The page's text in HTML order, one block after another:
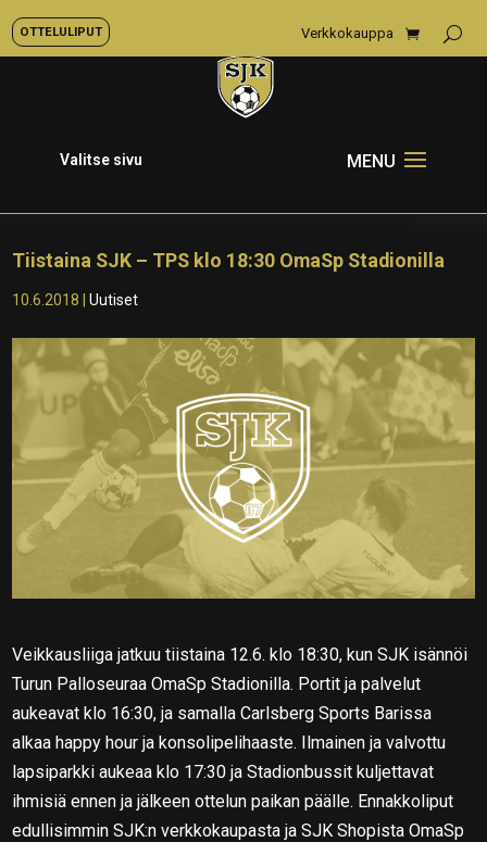
OTTELULIPUT Verkkokauppa
Valitse sivu
Tiistaina SJK – TPS klo 18:30 OmaSp Stadionilla
10.6.2018 |Uutiset
Veikkausliiga jatkuu tiistaina 12.6. klo 18:30, kun SJK isännöi
Turun Palloseuraa OmaSp Stadionilla. Portit ja palvelut
aukeavat klo 16:30, ja samalla Carlsberg Sports Barissa
alkaa happy hour ja konsolipelihaaste. Ilmainen ja valvottu
lapsiparkki aukeaa klo 17:30 ja Stadionbussit kuljettavat
ihmisiä ennen ja jälkeen ottelun paikan päälle. Ennakkoliput
edullisimmin SJK:n verkkokaupasta ja SJK Shopista OmaSp